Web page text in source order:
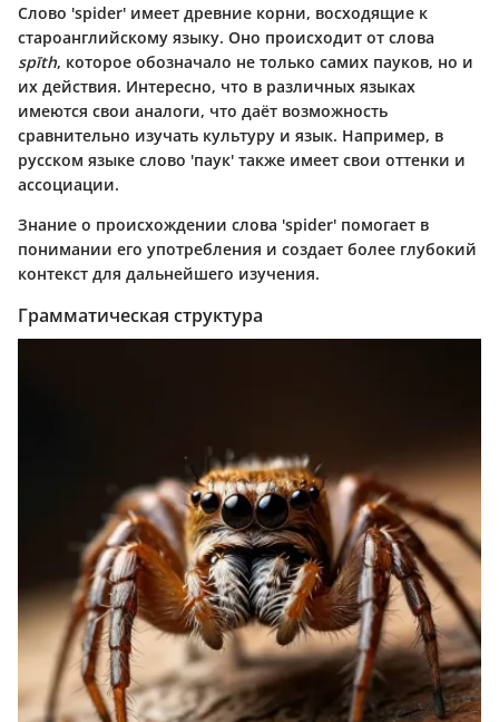
Слово 'spider' имеет древние корни, восходящие к
староанглийскому языку. Оно происходит от слова
spīth, которое обозначало не только самих пауков, но и
их действия. Интересно, что в различных языках
имеются свои аналоги, что даёт возможность
сравнительно изучать культуру и язык. Например, в
русском языке слово 'паук' также имеет свои оттенки и
ассоциации.
Знание о происхождении слова 'spider' помогает в
понимании его употребления и создает более глубокий
контекст для дальнейшего изучения.
Грамматическая структура